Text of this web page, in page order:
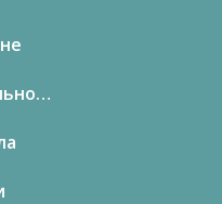
Сфери діяльності